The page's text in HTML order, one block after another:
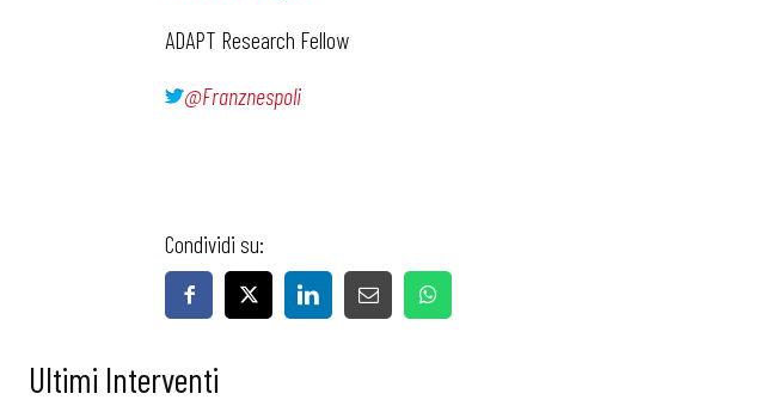
ADAPT Research Fellow
@Franznespoli
Condividi su:
Ultimi Interventi